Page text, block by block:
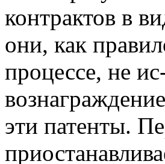
контрактов в
они, как
процессе, не
эти патенты.